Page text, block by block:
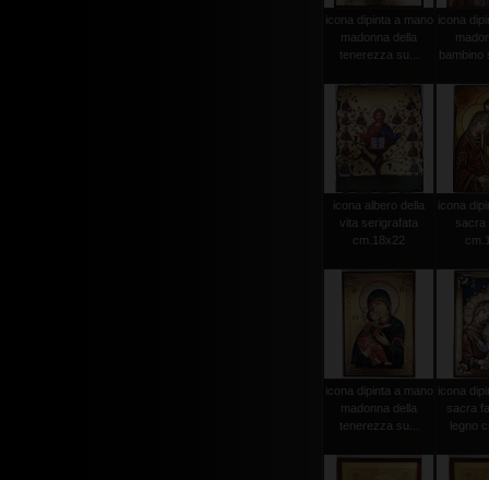
icona dipinta a mano
madonna della
tenerezza su...
icona
bambino
icona albero della
vita serigrafata
cm.18x22
icona
sacra
icona dipinta a mano
madonna della
tenerezza su...
icona
sacra
legno